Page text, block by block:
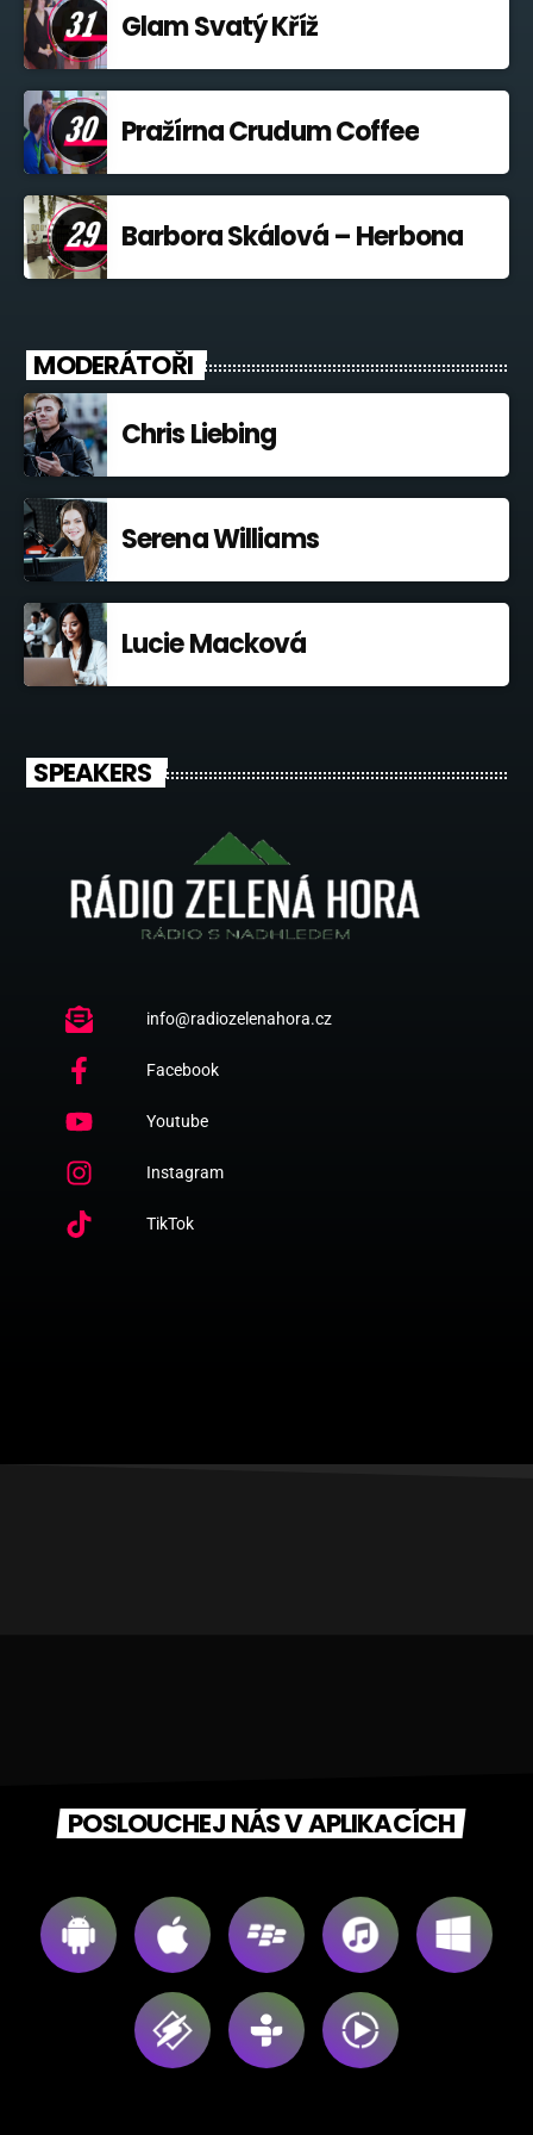
Glam Svatý Kříž
Pražírna Crudum Coffee
Barbora Skálová – Herbona
MODERÁTOŘI
Chris Liebing
Serena Williams
Lucie Macková
SPEAKERS
info@radiozelenahora.cz
Facebook
Youtube
Instagram
TikTok
POSLOUCHEJ NÁS V APLIKACÍCH